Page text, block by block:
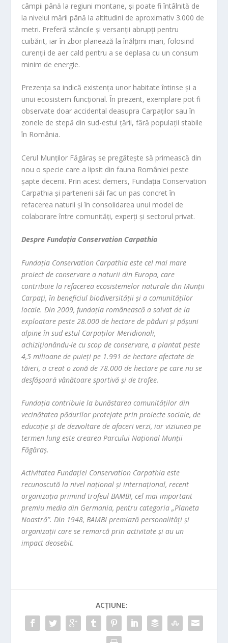
câmpii până la regiuni montane, și poate fi întâlnită de
la nivelul mării până la altitudini de aproximativ 3.000 de
metri. Preferă stâncile și versanții abrupți pentru
cuibărit, iar în zbor planează la înălțimi mari, folosind
curenții de aer cald pentru a se deplasa cu un consum
minim de energie.
Prezența sa indică existența unor habitate întinse și a
unui ecosistem funcțional. În prezent, exemplare pot fi
observate doar accidental deasupra Carpaților sau în
zonele de stepă din sud-estul țării, fără populații stabile
în România.
Cerul Munților Făgăraș se pregătește să primească din
nou o specie care a lipsit din fauna României peste
șapte decenii. Prin acest demers, Fundația Conservation
Carpathia și partenerii săi fac un pas concret în
refacerea naturii și în consolidarea unui model de
colaborare între comunități, experți și sectorul privat.
Despre Fundația Conservation Carpathia
Fundația Conservation Carpathia este cel mai mare
proiect de conservare a naturii din Europa, care
contribuie la refacerea ecosistemelor naturale din Munții
Carpați, în beneficiul biodiversității și a comunităților
locale. Din 2009, fundația românească a salvat de la
exploatare peste 28.000 de hectare de păduri și pășuni
alpine în sud estul Carpaților Meridionali,
achiziționându-le cu scop de conservare, a plantat peste
4,5 milioane de puieți pe 1.991 de hectare afectate de
tăieri, a creat o zonă de 78.000 de hectare pe care nu se
desfășoară vânătoare sportivă și de trofee.
Fundația contribuie la bunăstarea comunităților din
vecinătatea pădurilor protejate prin proiecte sociale, de
educație și de dezvoltare de afaceri verzi, iar viziunea pe
termen lung este crearea Parcului Național Munții
Făgăraș.
Activitatea Fundației Conservation Carpathia este
recunoscută la nivel național și internațional, recent
organizația primind trofeul BAMBI, cel mai important
premiu media din Germania, pentru categoria „Planeta
Noastră”. Din 1948, BAMBI premiază personalități și
organizații care se remarcă prin activitate și au un
impact deosebit.
ACȚIUNE: